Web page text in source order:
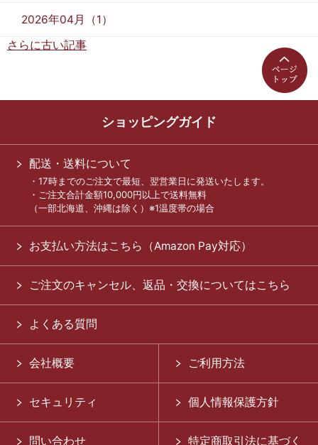
2026年04月（1）
さらに古い記事
ショッピングガイド
配送・送料について
・17時までのご注文で最短、翌営業日に発送いたします。
・ご注文合計金額10,000円以上で送料無料
（一部北海道、沖縄は除く）※1温度帯の場合
お支払い方法はこちら（Amazon Pay対応）
ご注文のキャンセル、返品・交換についてはこちら
よくある質問
会社概要 ご利用方法
セキュリティ 個人情報保護方針
問い合わせ
特定商取引法に基づく